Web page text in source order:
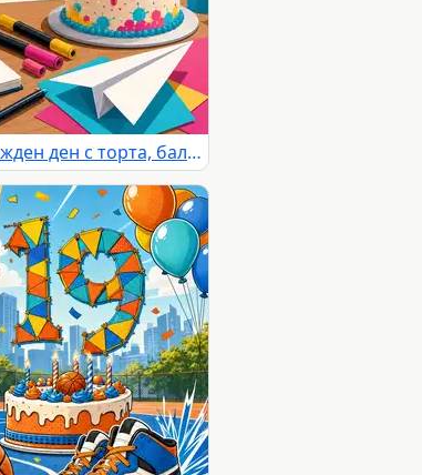
Пъстра детска картичка за 17-ти рожден ден с торта, балони и творчески мотиви